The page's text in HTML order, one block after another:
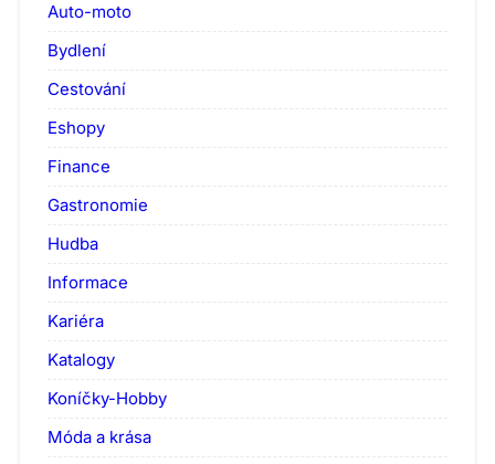
Auto-moto
Bydlení
Cestování
Eshopy
Finance
Gastronomie
Hudba
Informace
Kariéra
Katalogy
Koníčky-Hobby
Móda a krása